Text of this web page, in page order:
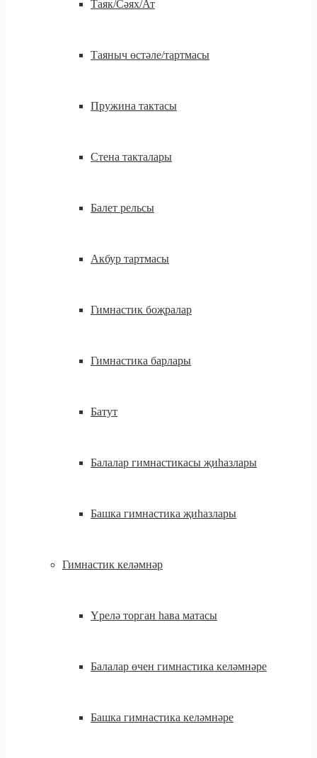
Таяк/Сәях/Ат
Таяныч өстәле/тартмасы
Пружина тактасы
Стена такталары
Балет рельсы
Акбур тартмасы
Гимнастик боҗралар
Гимнастика барлары
Батут
Балалар гимнастикасы җиһазлары
Башка гимнастика җиһазлары
Гимнастик келәмнәр
Үрелә торган һава матасы
Балалар өчен гимнастика келәмнәре
Башка гимнастика келәмнәре